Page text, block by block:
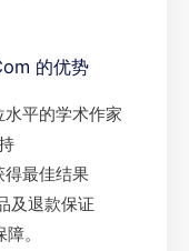
的优势
平的学术作家
得最佳结果
及退款保证
。